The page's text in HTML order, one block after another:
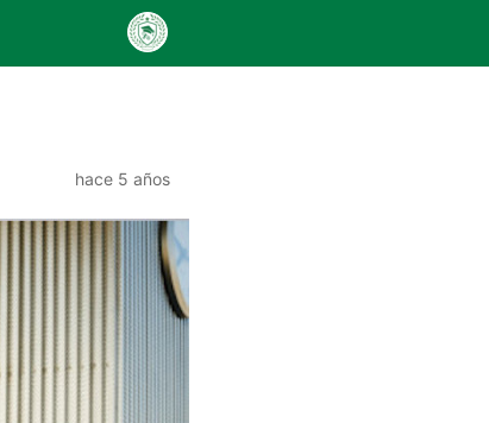
hace 5 años